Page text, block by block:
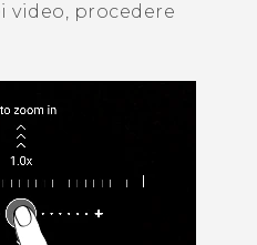
video, procedere